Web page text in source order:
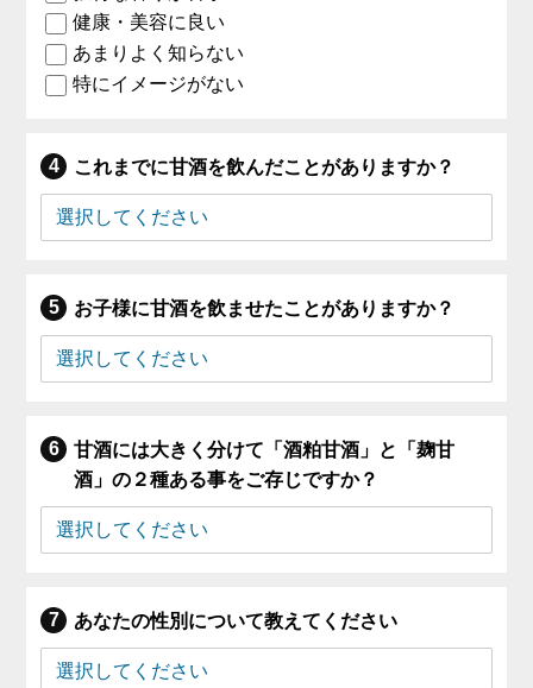
健康・美容に良い
あまりよく知らない
特にイメージがない
これまでに甘酒を飲んだことがありますか？
お子様に甘酒を飲ませたことがありますか？
甘酒には大きく分けて「酒粕甘酒」と「麹甘
酒」の２種ある事をご存じですか？
あなたの性別について教えてください